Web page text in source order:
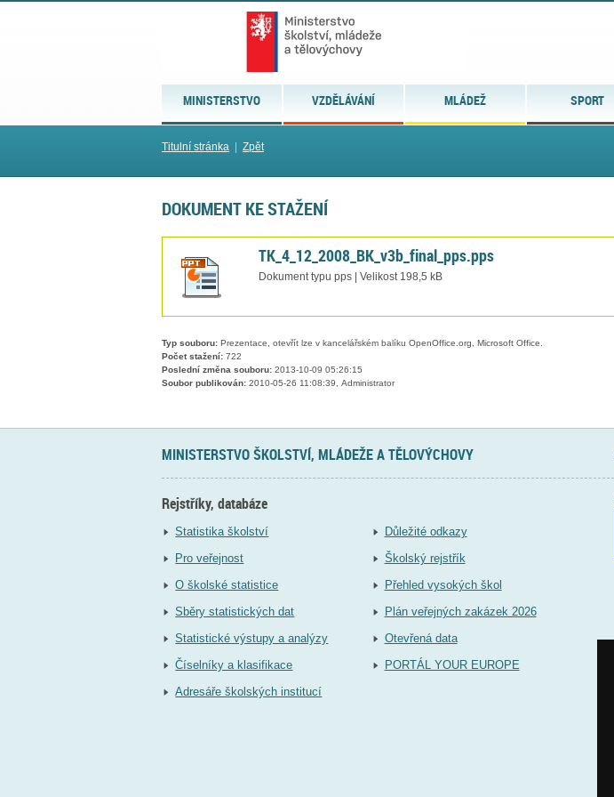
MINISTERSTVO VZDĚLÁVÁNÍ MLÁDEŽ SPORT
Titulní stránka Zpět
DOKUMENT KE STAŽENÍ
TK_4_12_2008_BK_v3b_final_pps.pps
Dokument typu pps | Velikost 198,5 kB
Typ souboru: Prezentace, otevřít lze v kancelářském balíku OpenOffice.org, Microsoft Office.
Počet stažení: 722
Poslední změna souboru: 2013-10-09 05:26:15
Soubor publikován: 2010-05-26 11:08:39, Administrator
MINISTERSTVO ŠKOLSTVÍ, MLÁDEŽE A TĚLOVÝCHOVY
Rejstříky, databáze
Statistika školství
Pro veřejnost
O školské statistice
Sběry statistických dat
Statistické výstupy a analýzy
Číselníky a klasifikace
Adresáře školských institucí
Důležité odkazy
Školský rejstřík
Přehled vysokých škol
Plán veřejných zakázek 2026
Otevřená data
PORTÁL YOUR EUROPE